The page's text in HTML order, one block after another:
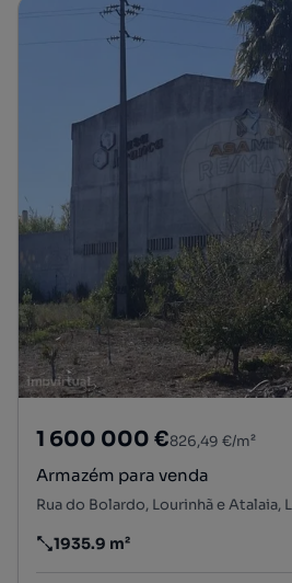
1 600 000 €826,49 €/m²
Armazém para venda
Rua do Bolardo, Lourinhã e Atalaia,
Preço por metro quadrado
1935.9 m²